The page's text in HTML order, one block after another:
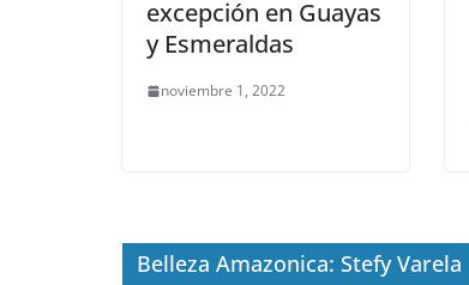
excepción en Guayas
y Esmeraldas
noviembre 1, 2022
Belleza Amazonica: Stefy Varela